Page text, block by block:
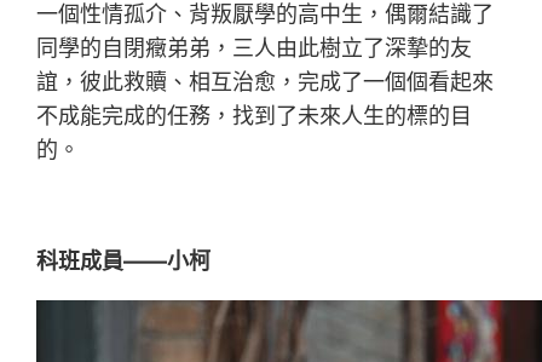
一個性情孤介、背叛厭學的高中生，偶爾結識了
同學的自閉癥弟弟，三人由此樹立了深摯的友
誼，彼此救贖、相互治愈，完成了一個個看起來
不成能完成的任務，找到了未來人生的標的目
的。
科班成員——小柯